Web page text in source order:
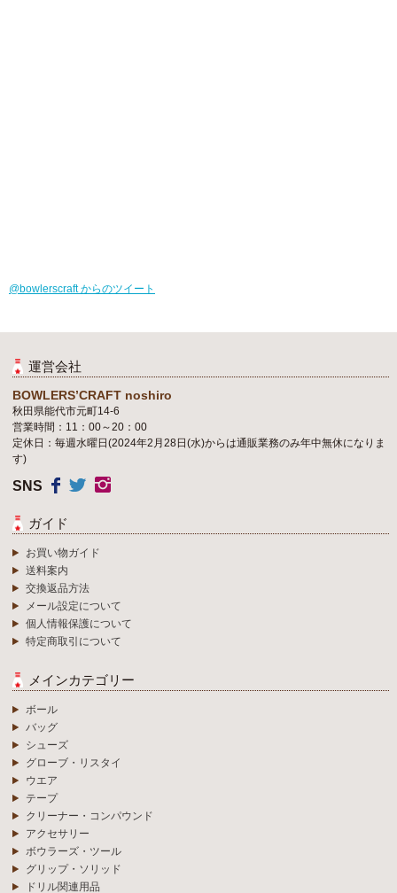
@bowlerscraft からのツイート
運営会社
BOWLERS’CRAFT noshiro
秋田県能代市元町14-6
営業時間：11：00～20：00
定休日：毎週水曜日(2024年2月28日(水)からは通販業務のみ年中無休になりま
す)
SNS
ガイド
お買い物ガイド
送料案内
交換返品方法
メール設定について
個人情報保護について
特定商取引について
メインカテゴリー
ボール
バッグ
シューズ
グローブ・リスタイ
ウエア
テープ
クリーナー・コンパウンド
アクセサリー
ボウラーズ・ツール
グリップ・ソリッド
ドリル関連用品